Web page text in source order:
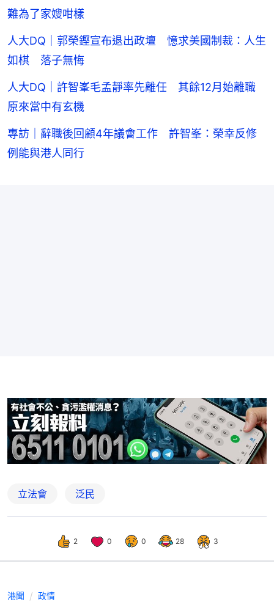
難為了家嫂咁樣
人大DQ｜郭榮鏗宣布退出政壇 憶求美國制裁：人生
如棋 落子無悔
人大DQ｜許智峯毛孟靜率先離任 其餘12月始離職
原來當中有玄機
專訪｜辭職後回顧4年議會工作 許智峯：榮幸反修
例能與港人同行
立法會 泛民
2 0 0 28 3
港聞 政情